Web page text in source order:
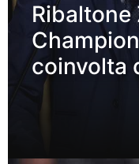
Ribaltone
coinvolta